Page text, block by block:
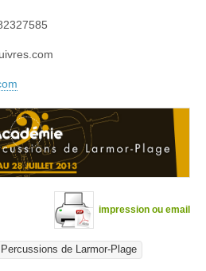
impression ou email
de Larmor-Plage